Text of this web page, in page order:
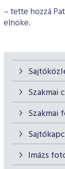
Szakmai
Szakmai
Imázs
– tette hozzá
elnöke.